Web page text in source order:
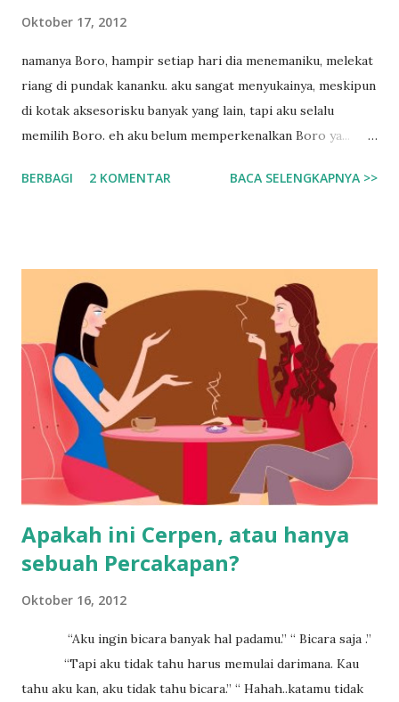
Oktober 17, 2012
namanya Boro, hampir setiap hari dia menemaniku, melekat
riang di pundak kananku. aku sangat menyukainya, meskipun
di kotak aksesorisku banyak yang lain, tapi aku selalu
memilih Boro. eh aku belum memperkenalkan Boro ya...
yaaa seperti bros-bros lain yang sering kita jumpai di jilbab
BERBAGI 2 KOMENTAR BACA SELENGKAPNYA >>
Apakah ini Cerpen, atau hanya
sebuah Percakapan?
Oktober 16, 2012
“Aku ingin bicara banyak hal padamu.” “ Bicara saja .”
“Tapi aku tidak tahu harus memulai darimana. Kau
tahu aku kan, aku tidak tahu bicara.” “ Hahah..katamu tidak